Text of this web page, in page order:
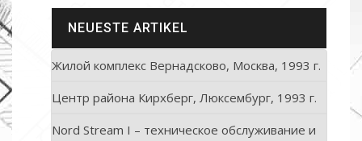
NEUESTE ARTIKEL
Жилой комплекс Вернадсково, Москва, 1993 г.
Центр района Кирхберг, Люксембург, 1993 г.
Nord Stream I – техническое обслуживание и